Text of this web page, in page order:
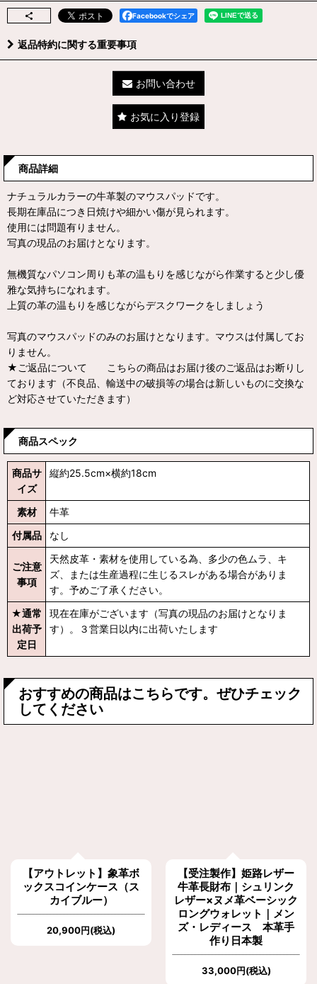
Facebookでシェア
返品特約に関する重要事項
お問い合わせ
お気に入り登録
商品詳細
ナチュラルカラーの牛革製のマウスパッドです。
長期在庫品につき日焼けや細かい傷が見られます。
使用には問題有りません。
写真の現品のお届けとなります。
無機質なパソコン周りも革の温もりを感じながら作業すると少し優
雅な気持ちになれます。
上質の革の温もりを感じながらデスクワークをしましょう
写真のマウスパッドのみのお届けとなります。マウスは付属してお
りません。
★ご返品について こちらの商品はお届け後のご返品はお断りし
ております（不良品、輸送中の破損等の場合は新しいものに交換な
ど対応させていただきます）
商品スペック
商品サ
イズ
縦約25.5cm×横約18cm
素材
牛革
付属品
なし
ご注意
事項
天然皮革・素材を使用している為、多少の色ムラ、キ
ズ、または生産過程に生じるスレがある場合がありま
す。予めご了承ください。
★通常
出荷予
定日
現在在庫がございます（写真の現品のお届けとなりま
す）。３営業日以内に出荷いたします
おすすめの商品はこちらです。ぜひチェック
してください
【アウトレット】象革ボ
ックスコインケース（ス
カイブルー）
20,900円(税込)
【受注製作】姫路レザー
牛革長財布｜シュリンク
レザー×ヌメ革ベーシック
ロングウォレット｜メン
ズ・レディース 本革手
作り日本製
33,000円(税込)